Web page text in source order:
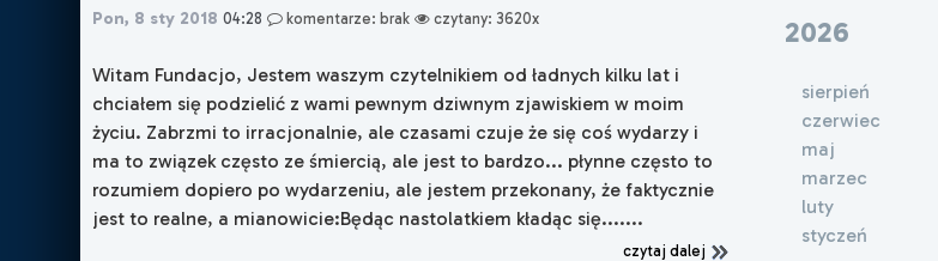
Pon, 8 sty 2018 04:28 komentarze: brak czytany: 3620x
Witam Fundacjo, Jestem waszym czytelnikiem od ładnych kilku lat i
chciałem się podzielić z wami pewnym dziwnym zjawiskiem w moim
życiu. Zabrzmi to irracjonalnie, ale czasami czuje że się coś wydarzy i
ma to związek często ze śmiercią, ale jest to bardzo... płynne często to
rozumiem dopiero po wydarzeniu, ale jestem przekonany, że faktycznie
jest to realne, a mianowicie:Będąc nastolatkiem kładąc się.......
czytaj dalej
2026
sierpień
czerwiec
maj
marzec
luty
styczeń